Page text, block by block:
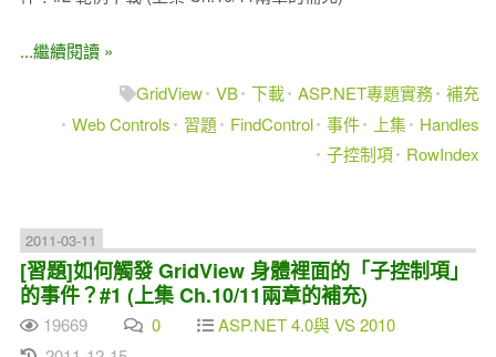
...繼續閱讀 »
GridView VB 下載 ASP.NET專題實務 補充
Web Controls
習題 FindControl 事件 上集
Handles
子控制項
RowIndex
2011-03-11
[習題]如何觸發 GridView 身體裡面的「子控制項」
的事件？#1 (上集 Ch.10/11兩章的補充)
19669 0
ASP.NET 4.0與 VS 2010